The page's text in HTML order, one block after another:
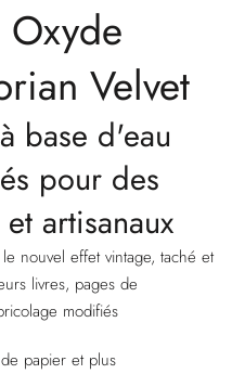
Oxyde
Velvet
base d'eau
pour des
artisanaux
nouvel effet vintage, taché et
livres, pages de
modifiés
papier et plus